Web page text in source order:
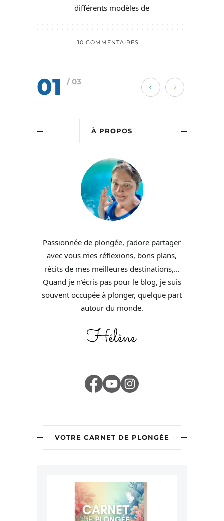
différents modèles de
10 COMMENTAIRES
01 / 03
À PROPOS
Passionnée de plongée, j’adore partager
avec vous mes réflexions, bons plans,
récits de mes meilleures destinations,…
Quand je n’écris pas pour le blog, je suis
souvent occupée à plonger, quelque part
autour du monde.
VOTRE CARNET DE PLONGÉE